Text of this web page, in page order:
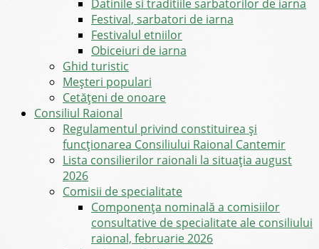
Datinile si traditiile sarbatorilor de iarna
Festival, sarbatori de iarna
Festivalul etniilor
Obiceiuri de iarna
Ghid turistic
Meşteri populari
Cetățeni de onoare
Consiliul Raional
Regulamentul privind constituirea şi
funcţionarea Consiliului Raional Cantemir
Lista consilierilor raionali la situația august
2026
Comisii de specialitate
Componența nominală a comisiilor
consultative de specialitate ale consiliului
raional, februarie 2026